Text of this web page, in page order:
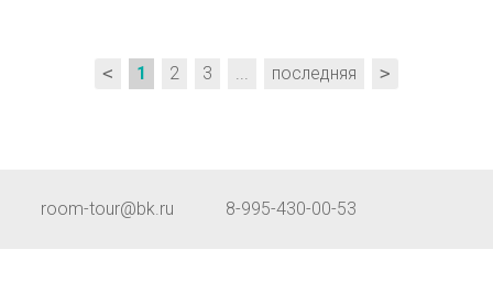
< 1 2 3 ... последняя >
room-tour@bk.ru 8-995-430-00-53